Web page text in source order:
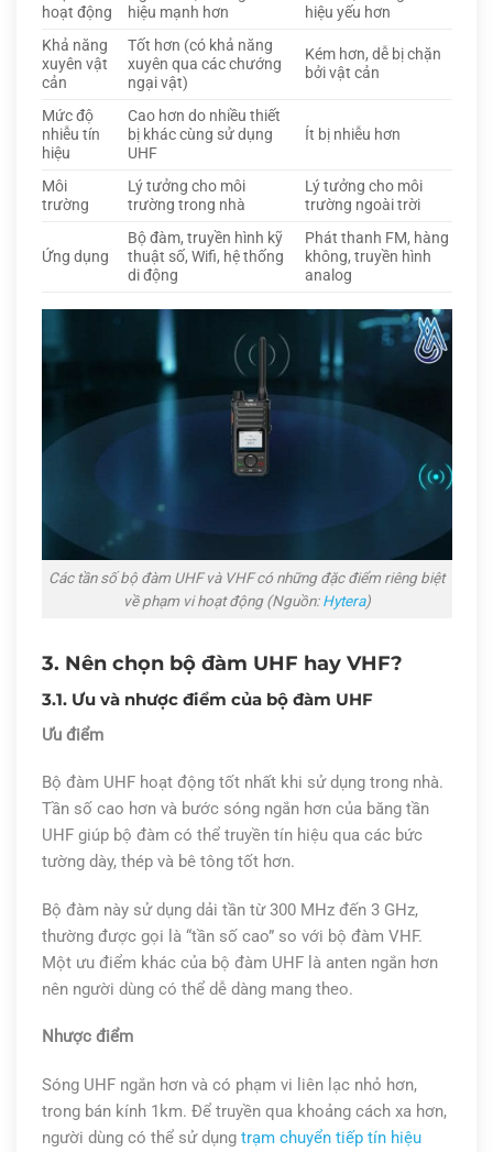
hoạt động
hiệu mạnh hơn
hiệu yếu hơn
Khả năng
xuyên vật
cản
Tốt hơn (có khả năng
xuyên qua các chướng
ngại vật)
Kém hơn, dễ bị chặn
bởi vật cản
Mức độ
nhiễu tín
hiệu
Cao hơn do nhiều thiết
bị khác cùng sử dụng
UHF
Ít bị nhiễu hơn
Môi
trường
Lý tưởng cho môi
trường trong nhà
Lý tưởng cho môi
trường ngoài trời
Ứng dụng
Bộ đàm, truyền hình kỹ
thuật số, Wifi, hệ thống
di động
Phát thanh FM, hàng
không, truyền hình
analog
Các tần số bộ đàm UHF và VHF có những đặc điểm riêng biệt
về phạm vi hoạt động (Nguồn:Hytera)
3. Nên chọn bộ đàm UHF hay VHF?
3.1. Ưu và nhược điểm của bộ đàm UHF
Ưu điểm
Bộ đàm UHF hoạt động tốt nhất khi sử dụng trong nhà.
Tần số cao hơn và bước sóng ngắn hơn của băng tần
UHF giúp bộ đàm có thể truyền tín hiệu qua các bức
tường dày, thép và bê tông tốt hơn.
Bộ đàm này sử dụng dải tần từ 300 MHz đến 3 GHz,
thường được gọi là “tần số cao” so với bộ đàm VHF.
Một ưu điểm khác của bộ đàm UHF là anten ngắn hơn
nên người dùng có thể dễ dàng mang theo.
Nhược điểm
Sóng UHF ngắn hơn và có phạm vi liên lạc nhỏ hơn,
trong bán kính 1km. Để truyền qua khoảng cách xa hơn,
người dùng có thể sử dụng trạm chuyển tiếp tín hiệu